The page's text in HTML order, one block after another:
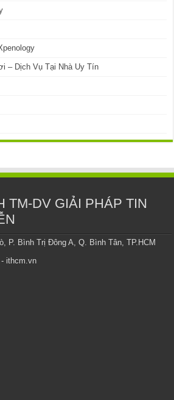
– Dịch Vụ Tại Nhà Uy Tín
TM-DV GIẢI PHÁP TIN
P. Bình Trị Đông A, Q. Bình Tân, TP.HCM
ithcm.vn